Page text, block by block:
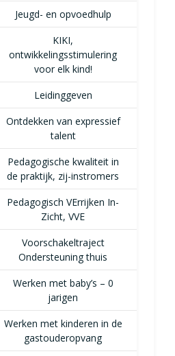
Jeugd- en opvoedhulp
KIKI,
ontwikkelingsstimulering
voor elk kind!
Leidinggeven
Ontdekken van expressief
talent
Pedagogische kwaliteit in
de praktijk, zij-instromers
Pedagogisch VErrijken In-
Zicht, VVE
Voorschakeltraject
Ondersteuning thuis
Werken met baby’s – 0
jarigen
Werken met kinderen in de
gastouderopvang